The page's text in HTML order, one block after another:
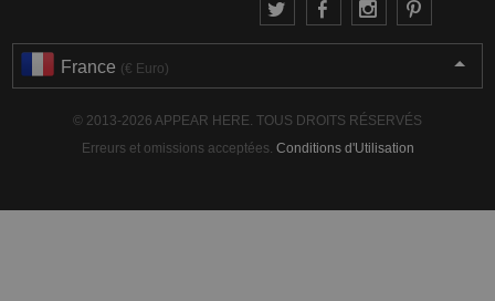
France (€ Euro)
© 2013-2026 APPEAR HERE. TOUS DROITS RÉSERVÉS
Erreurs et omissions acceptées. Conditions d'Utilisation